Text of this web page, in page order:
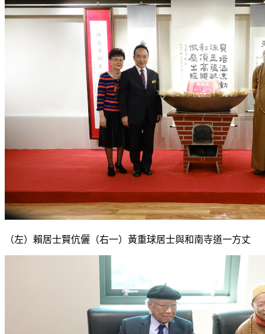
（左）賴居士賢伉儷（右一）黃重球居士與和南寺道一方丈